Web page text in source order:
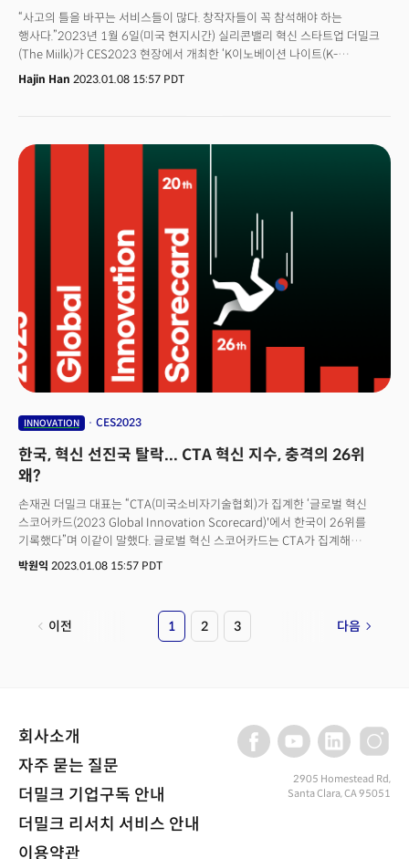
“사고의 틀을 바꾸는 서비스들이 많다. 창작자들이 꼭 참석해야 하는
행사다.”2023년 1월 6일(미국 현지시간) 실리콘밸리 혁신 스타트업 더밀크
(The Miilk)가 CES2023 현장에서 개최한 ‘K이노베이션 나이트(K-
Innovation Night 이하 K나이트)’ 행사에 참여한 가수 윤종신씨 인사말 중
하나다. 이 자리에서 윤종신씨는 “CES 방문은 처음이지만 와보니 업계
과거 가전 전시회에서 시작된 CES는 가전 전시회에서 모바일, 메타버스,
모빌리티, 디지털 헬스 등 기술을 중심의 모든 산업의 변화를 다루는 이벤트로
진화하고 있다. 2023년 1월 6일 오후 6시 열린 르네상스호텔에서 개최된
이벤트다. CES와 함께 열리는 이벤트 중 가장 규모가 큰 이 행사는 CES를
정리하고 정부, 기업, 학계 등의 전문가들이 자신들의 생각과 전망을 나누는
이벤트로 인기가 높다.
Hajin Han 2023.01.08 15:57 PDT
INNOVATION CES2023
한국, 혁신 선진국 탈락... CTA 혁신 지수, 충격의 26위
왜?
손재권 더밀크 대표는 “CTA(미국소비자기술협회)가 집계한 ‘글로벌 혁신
스코어카드(2023 Global Innovation Scorecard)'에서 한국이 26위를
기록했다”며 이같이 말했다. 글로벌 혁신 스코어카드는 CTA가 집계해
발표하는 국가별 혁신 순위다. 올해는 조세 제도(tax friendliness), 환경
산정됐다. 미국, 캐나다, 스위스, 영국, 네덜란드, 노르웨이, 독일, 프랑스,
싱가포르, 일본 등 25개국이 포함된 ‘혁신 챔피언(Innovation Champion)’
한층 끌어올렸다는 평가도 제기된 시점에서 나온 리포트여서 충격을 주고
있다. CES를 주최한 CTA에서 선정한 것이다. 왜 이런 결과가 나온 걸까?
혁신을 위해 지금 대한민국에 가장 필요한 것은 무엇일까?
박원익 2023.01.08 15:57 PDT
이전 1 2 3 다음
회사소개
자주 묻는 질문
더밀크 기업구독 안내
더밀크 리서치 서비스 안내
이용약관
2905 Homestead Rd,
Santa Clara, CA 95051